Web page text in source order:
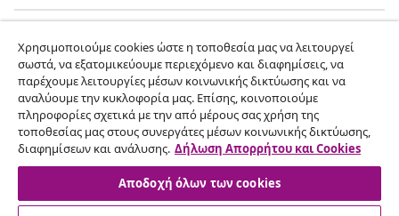
vidaXL
Ανακαλύψτε περισσότερα
Χρησιμοποιούμε cookies ώστε η τοποθεσία μας να λειτουργεί
σωστά, να εξατομικεύουμε περιεχόμενο και διαφημίσεις, να
παρέχουμε λειτουργίες μέσων κοινωνικής δικτύωσης και να
αναλύουμε την κυκλοφορία μας. Επίσης, κοινοποιούμε
πληροφορίες σχετικά με την από μέρους σας χρήση της
τοποθεσίας μας στους συνεργάτες μέσων κοινωνικής δικτύωσης,
διαφημίσεων και ανάλυσης. Δήλωση Απορρήτου και Cookies
Αποδοχή όλων των cookies